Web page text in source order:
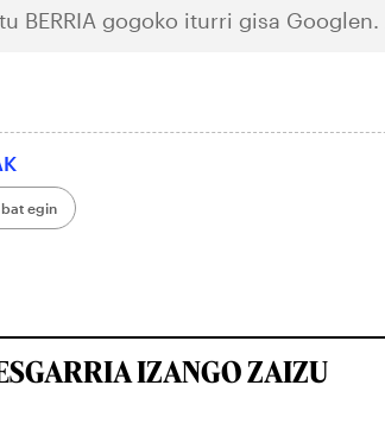
BERRIA gogoko iturri gisa Googlen.
egin
IZANGO ZAIZU